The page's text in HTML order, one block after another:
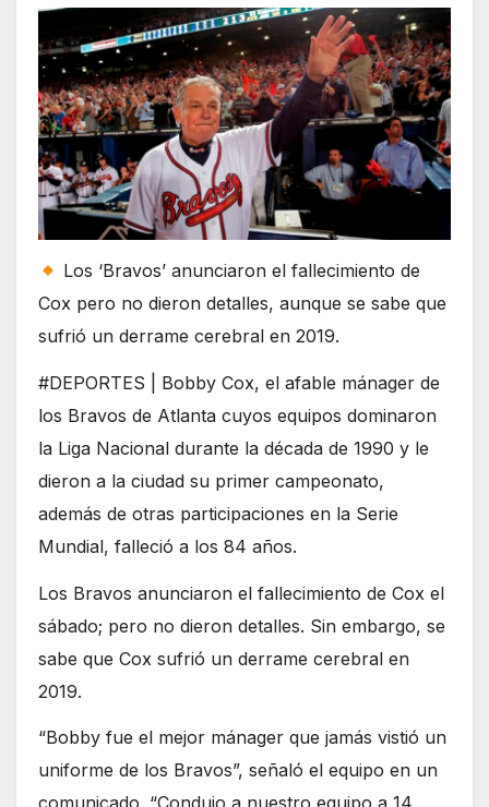
Los ‘Bravos’ anunciaron el fallecimiento de
Cox pero no dieron detalles, aunque se sabe que
sufrió un derrame cerebral en 2019.
#DEPORTES | Bobby Cox, el afable mánager de
los Bravos de Atlanta cuyos equipos dominaron
la Liga Nacional durante la década de 1990 y le
dieron a la ciudad su primer campeonato,
además de otras participaciones en la Serie
Mundial, falleció a los 84 años.
Los Bravos anunciaron el fallecimiento de Cox el
sábado; pero no dieron detalles. Sin embargo, se
sabe que Cox sufrió un derrame cerebral en
2019.
“Bobby fue el mejor mánager que jamás vistió un
uniforme de los Bravos”, señaló el equipo en un